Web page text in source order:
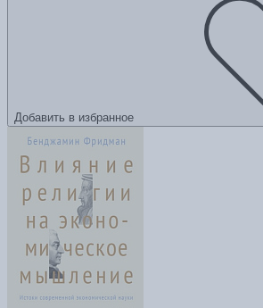
Добавить в избранное